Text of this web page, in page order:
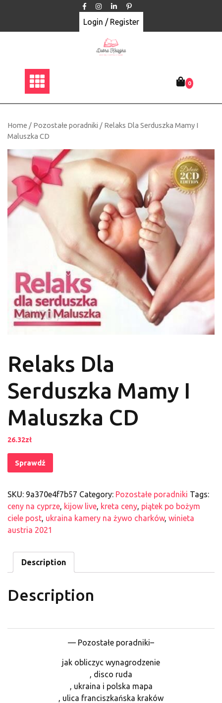
Login / Register
0
Home / Pozostałe poradniki / Relaks Dla Serduszka Mamy I
Maluszka CD
Relaks Dla
Serduszka Mamy I
Maluszka CD
26.32zł
Sprawdź
SKU: 9a370e4f7b57 Category: Pozostałe poradniki Tags:
ceny na cyprze, kijow live, kreta ceny, piątek po bożym
ciele post, ukraina kamery na żywo charków, winieta
austria 2021
Description
Description
— Pozostałe poradniki–
jak obliczyc wynagrodzenie
, disco ruda
, ukraina i polska mapa
, ulica franciszkańska kraków